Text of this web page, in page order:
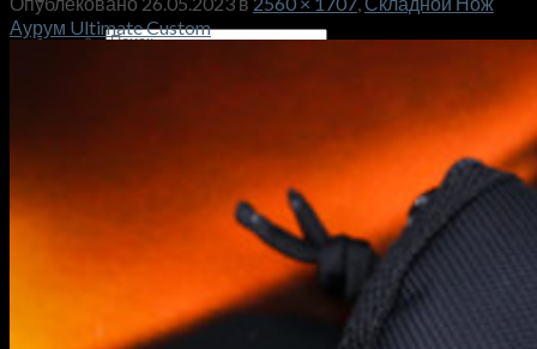
Искать:
Уход и обслуживание
О мастерской
Контакты
Гарантия
Аурум Ultimate Custom